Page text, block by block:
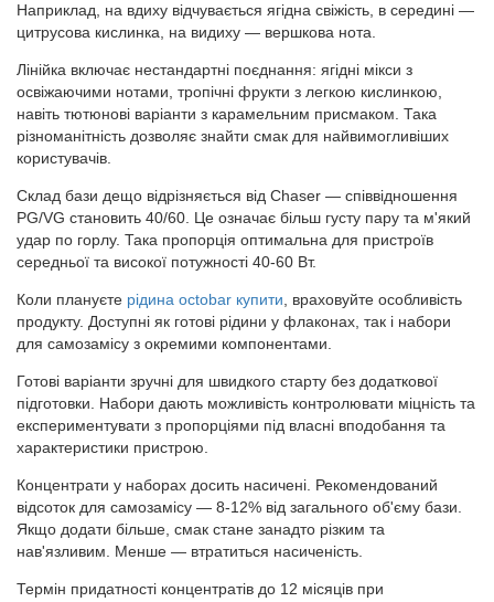
Наприклад, на вдиху відчувається ягідна свіжість, в середині —
цитрусова кислинка, на видиху — вершкова нота.
Лінійка включає нестандартні поєднання: ягідні мікси з
освіжаючими нотами, тропічні фрукти з легкою кислинкою,
навіть тютюнові варіанти з карамельним присмаком. Така
різноманітність дозволяє знайти смак для найвимогливіших
користувачів.
Склад бази дещо відрізняється від Chaser — співвідношення
PG/VG становить 40/60. Це означає більш густу пару та м'який
удар по горлу. Така пропорція оптимальна для пристроїв
середньої та високої потужності 40-60 Вт.
Коли плануєте рідина octobar купити, враховуйте особливість
продукту. Доступні як готові рідини у флаконах, так і набори
для самозамісу з окремими компонентами.
Готові варіанти зручні для швидкого старту без додаткової
підготовки. Набори дають можливість контролювати міцність та
експериментувати з пропорціями під власні вподобання та
характеристики пристрою.
Концентрати у наборах досить насичені. Рекомендований
відсоток для самозамісу — 8-12% від загального об'єму бази.
Якщо додати більше, смак стане занадто різким та
нав'язливим. Менше — втратиться насиченість.
Термін придатності концентратів до 12 місяців при